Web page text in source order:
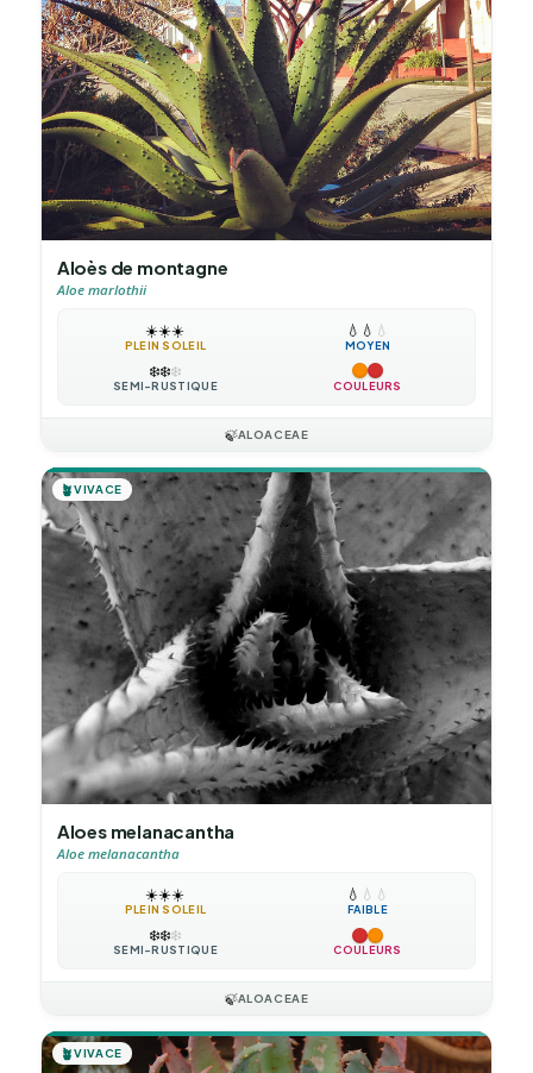
Aloès de montagne
Aloe marlothii
☀️☀️☀️
PLEIN SOLEIL
💧 💧 💧
MOYEN
❄️❄️❄️
SEMI-RUSTIQUE COULEURS
🍃ALOACEAE
🪴VIVACE
Aloes melanacantha
Aloe melanacantha
☀️☀️☀️
PLEIN SOLEIL
💧 💧 💧
FAIBLE
❄️❄️❄️
SEMI-RUSTIQUE COULEURS
🍃ALOACEAE
🪴VIVACE